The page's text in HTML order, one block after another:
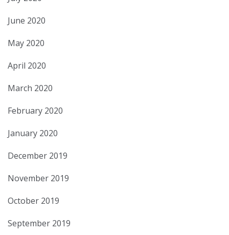
June 2020
May 2020
April 2020
March 2020
February 2020
January 2020
December 2019
November 2019
October 2019
September 2019